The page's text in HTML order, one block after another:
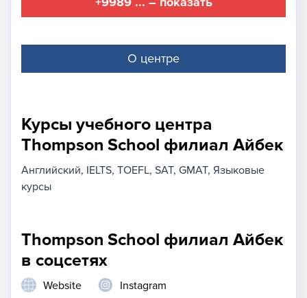
О центре
Курсы учебного центра
Thompson School филиал Айбек
Английский IELTS TOEFL SAT GMAT Языковые
курсы
Thompson School филиал Айбек
в соцсетях
Website Instagram